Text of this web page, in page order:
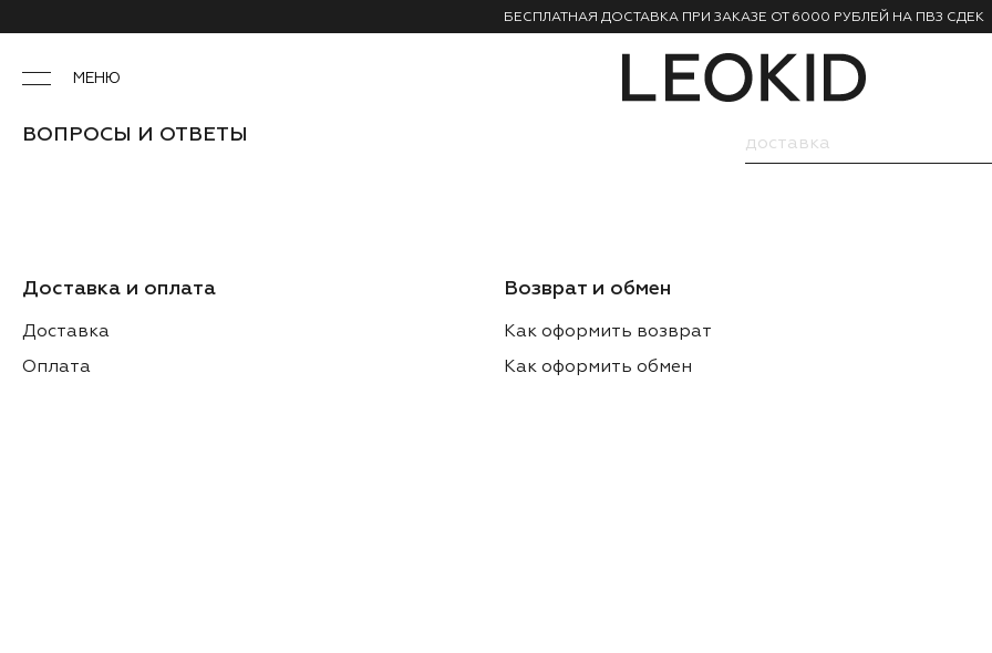
БЕСПЛАТНАЯ ДОСТАВКА ПРИ ЗАКАЗЕ ОТ 6000 РУБЛЕЙ НА ПВЗ СДЕК
МЕНЮ
ВОПРОСЫ И ОТВЕТЫ
Доставка и оплата
Доставка
Оплата
Возврат и обмен
Как оформить возврат
Как оформить обмен